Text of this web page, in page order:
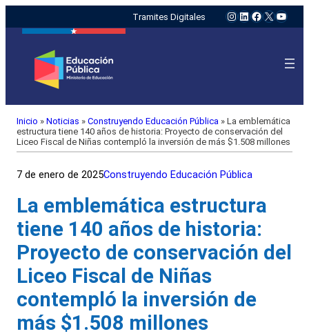
Tramites Digitales Instagram
LinkedIn
Facebook
X
Inicio » Noticias » Construyendo Educación Pública » La emblemática
estructura tiene 140 años de historia: Proyecto de conservación del
Liceo Fiscal de Niñas contempló la inversión de más $1.508 millones
7 de enero de 2025Construyendo Educación Pública
La emblemática estructura
tiene 140 años de historia:
Proyecto de conservación del
Liceo Fiscal de Niñas
contempló la inversión de
más $1.508 millones